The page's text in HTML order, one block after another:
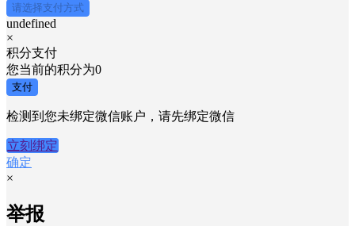
请选择支付方式
undefined
×
积分支付
您当前的积分为0
支付
检测到您未绑定微信账户，请先绑定微信
立刻绑定
确定
×
举报